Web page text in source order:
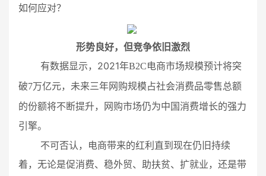
如何应对？
形势良好， 但竞争依旧激烈
有数据显示， 2021年B2C电商市场规模预计将突
破7万亿元，未来三年网购规模占社会消费品零售总额
的份额将不断提升，网购市场仍为中国消费增长的强力
引擎。
不可否认，电商带来的红利直到现在仍旧持续
着，无论是促消费、稳外贸、助扶贫、扩就业，还是带